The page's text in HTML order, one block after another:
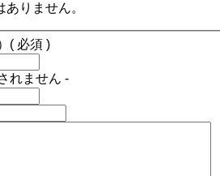
りません。
( 必須 )
れません -